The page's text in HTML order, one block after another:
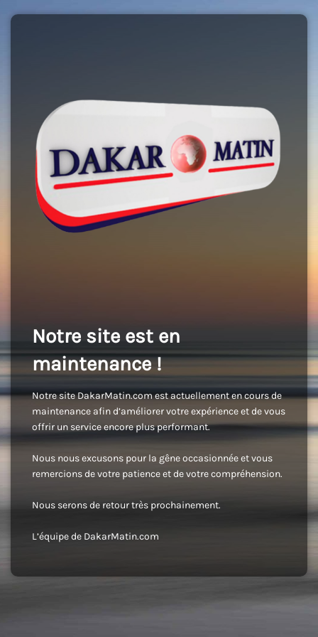
Notre site est en
maintenance !
Notre site DakarMatin.com est actuellement en cours de
maintenance afin d’améliorer votre expérience et de vous
offrir un service encore plus performant.
Nous nous excusons pour la gêne occasionnée et vous
remercions de votre patience et de votre compréhension.
Nous serons de retour très prochainement.
L’équipe de DakarMatin.com